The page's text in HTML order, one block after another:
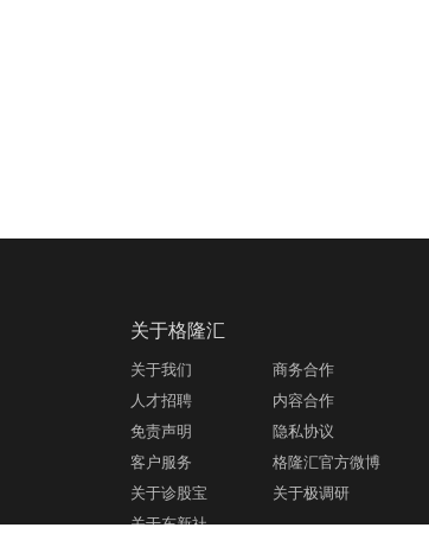
关于格隆汇
关于我们
商务合作
人才招聘
内容合作
免责声明
隐私协议
客户服务
格隆汇官方微博
关于诊股宝
关于极调研
关于东新社